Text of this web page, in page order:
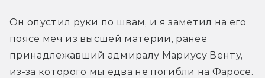
Он опустил руки по швам, и я заметил на его
поясе меч из высшей материи, ранее
принадлежавший адмиралу Мариусу Венту,
из-за которого мы едва не погибли на Фаросе.